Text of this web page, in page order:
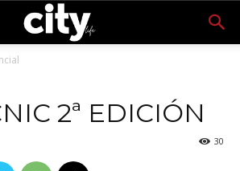
2ª EDICIÓN
30